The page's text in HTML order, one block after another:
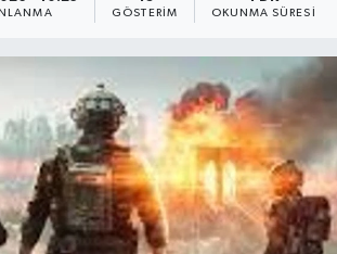
GÖSTERIM OKUNMA SÜRESI